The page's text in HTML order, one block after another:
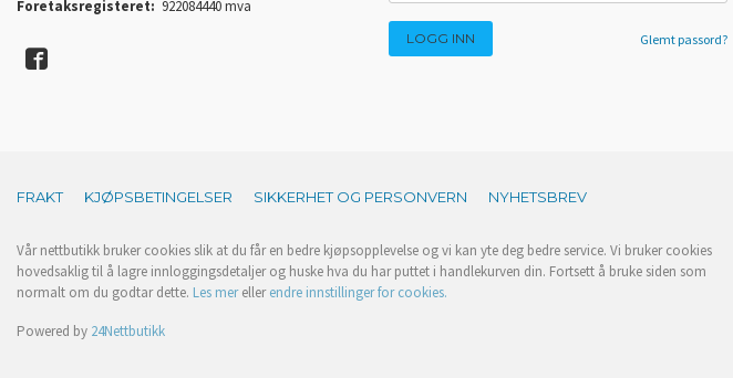
Foretaksregisteret: 922084440 mva
Glemt passord?
FRAKT KJØPSBETINGELSER SIKKERHET OG PERSONVERN NYHETSBREV
Vår nettbutikk bruker cookies slik at du får en bedre kjøpsopplevelse og vi kan yte deg bedre service. Vi bruker cookies
hovedsaklig til å lagre innloggingsdetaljer og huske hva du har puttet i handlekurven din. Fortsett å bruke siden som
normalt om du godtar dette. Les merellerendre innstillinger for cookies.
Powered by 24Nettbutikk